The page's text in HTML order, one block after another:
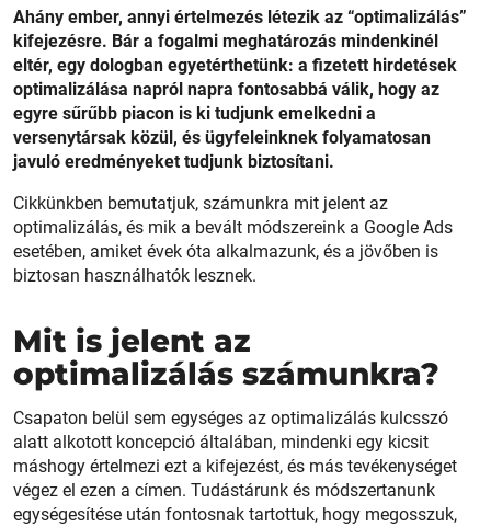
Ahány ember, annyi értelmezés létezik az “optimalizálás”
kifejezésre. Bár a fogalmi meghatározás mindenkinél
eltér, egy dologban egyetérthetünk: a fizetett hirdetések
optimalizálása napról napra fontosabbá válik, hogy az
egyre sűrűbb piacon is ki tudjunk emelkedni a
versenytársak közül, és ügyfeleinknek folyamatosan
javuló eredményeket tudjunk biztosítani.
Cikkünkben bemutatjuk, számunkra mit jelent az
optimalizálás, és mik a bevált módszereink a Google Ads
esetében, amiket évek óta alkalmazunk, és a jövőben is
biztosan használhatók lesznek.
Mit is jelent az
optimalizálás számunkra?
Csapaton belül sem egységes az optimalizálás kulcsszó
alatt alkotott koncepció általában, mindenki egy kicsit
máshogy értelmezi ezt a kifejezést, és más tevékenységet
végez el ezen a címen. Tudástárunk és módszertanunk
egységesítése után fontosnak tartottuk, hogy megosszuk,